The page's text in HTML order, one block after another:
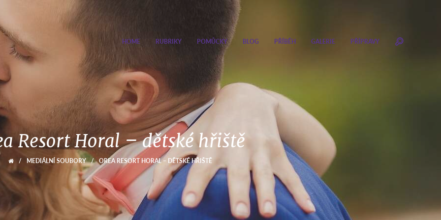
HOME RUBRIKY POMŮCKY BLOG PŘÍBĚH GALERIE PŘÍPRAVY
Resort Horal – dětské hřiště
/ MEDIÁLNÍ SOUBORY / OREA RESORT HORAL – DĚTSKÉ HŘIŠTĚ